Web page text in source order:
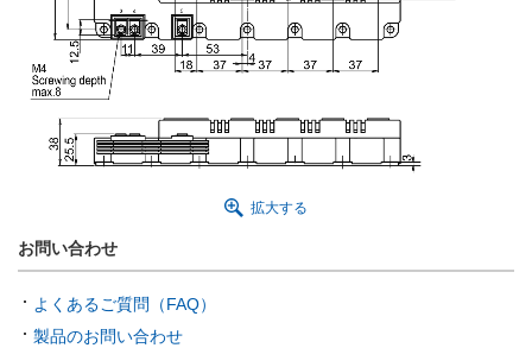
拡大する
お問い合わせ
よくあるご質問（FAQ）
製品のお問い合わせ